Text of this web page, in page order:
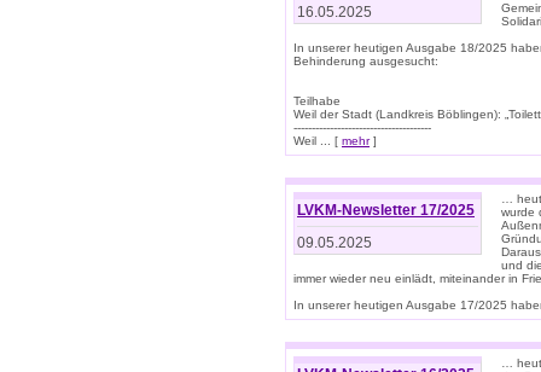
16.05.2025
In unserer heutigen Ausgabe 18/2025
Behinderung ausgesucht:
Teilhabe
Weil der Stadt (Landkreis Böblingen):
--------------------------------------
Weil ... [ mehr]
LVKM-Newsletter 17/2025
09.05.2025
…
wurde
und
immer wieder neu einlädt, miteinander in
In unserer heutigen Ausgabe 17/2025
…